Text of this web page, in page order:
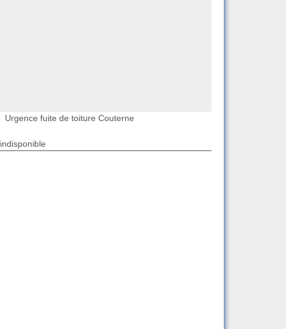
Urgence fuite de toiture Couterne
indisponible